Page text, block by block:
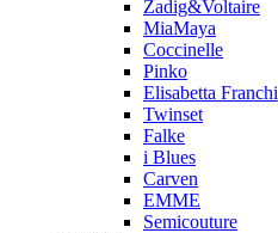
Zadig&Voltaire
MiaMaya
Coccinelle
Pinko
Elisabetta Franchi
Twinset
Falke
i Blues
Carven
EMME
Semicouture